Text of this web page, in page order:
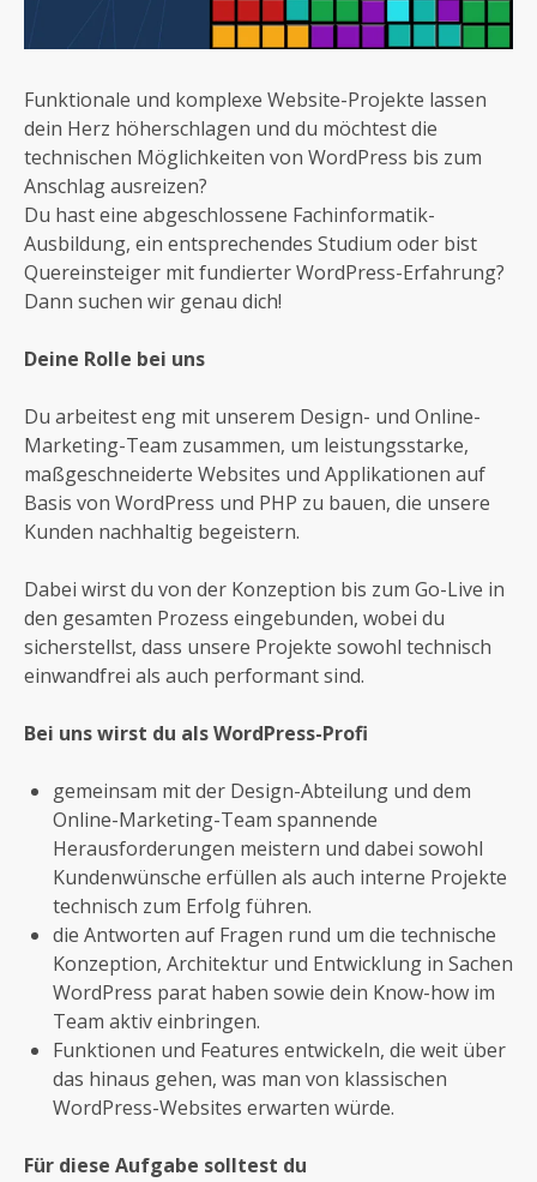
Funktionale und komplexe Website-Projekte lassen
dein Herz höherschlagen und du möchtest die
technischen Möglichkeiten von WordPress bis zum
Anschlag ausreizen?
Du hast eine abgeschlossene Fachinformatik-
Ausbildung, ein entsprechendes Studium oder bist
Quereinsteiger mit fundierter WordPress-Erfahrung?
Dann suchen wir genau dich!
Deine Rolle bei uns
Du arbeitest eng mit unserem Design- und Online-
Marketing-Team zusammen, um leistungsstarke,
maßgeschneiderte Websites und Applikationen auf
Basis von WordPress und PHP zu bauen, die unsere
Kunden nachhaltig begeistern.
Dabei wirst du von der Konzeption bis zum Go-Live in
den gesamten Prozess eingebunden, wobei du
sicherstellst, dass unsere Projekte sowohl technisch
einwandfrei als auch performant sind.
Bei uns wirst du als WordPress-Profi
gemeinsam mit der Design-Abteilung und dem
Online-Marketing-Team spannende
Herausforderungen meistern und dabei sowohl
Kundenwünsche erfüllen als auch interne Projekte
technisch zum Erfolg führen.
die Antworten auf Fragen rund um die technische
Konzeption, Architektur und Entwicklung in Sachen
WordPress parat haben sowie dein Know-how im
Team aktiv einbringen.
Funktionen und Features entwickeln, die weit über
das hinaus gehen, was man von klassischen
WordPress-Websites erwarten würde.
Für diese Aufgabe solltest du